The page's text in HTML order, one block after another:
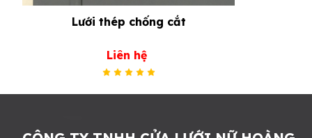
Lưới thép chống cắt
Liên hệ